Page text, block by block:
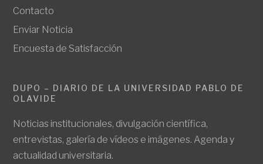
Contacto
Enviar Noticia
Encuesta de Satisfacción
DUPO – DIARIO DE LA UNIVERSIDAD PABLO DE
OLAVIDE
Noticias institucionales, divulgación científica,
entrevistas, galería de vídeos e imágenes. Agenda y
actualidad universitaria.